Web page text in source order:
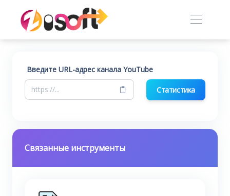
Введите URL-адрес канала YouTube
Статистика
Связанные инструменты